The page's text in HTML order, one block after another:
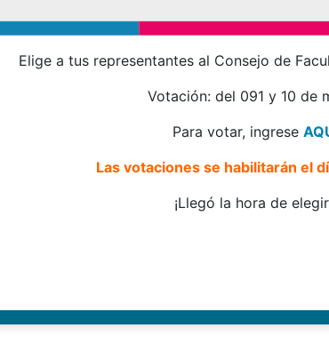
Elige a tus representantes al Consejo de
Votación: del 091 y 10 de
Para votar, ingrese
Las votaciones se habilitarán el
¡Llegó la hora de